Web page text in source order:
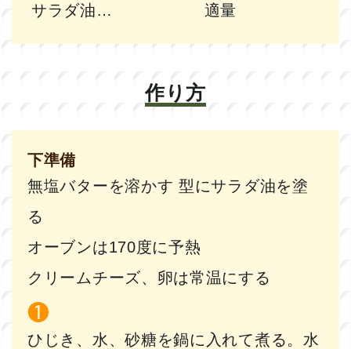
サラダ油
適量
作り方
下準備
無塩バターを溶かす 型にサラダ油を塗
る
オーブンは170度に予熱
クリームチーズ、卵は常温にする
ひじき、水、砂糖を鍋に入れて煮る。水